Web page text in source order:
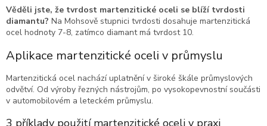
Věděli jste, že tvrdost martenzitické oceli se blíží tvrdosti
diamantu? Na Mohsově stupnici tvrdosti dosahuje martenzitická
ocel hodnoty 7-8, zatímco diamant má tvrdost 10.
Aplikace martenzitické oceli v průmyslu
Martenzitická ocel nachází uplatnění v široké škále průmyslových
odvětví. Od výroby řezných nástrojům, po vysokopevnostní součásti
v automobilovém a leteckém průmyslu.
3 příklady použití martenzitické oceli v praxi